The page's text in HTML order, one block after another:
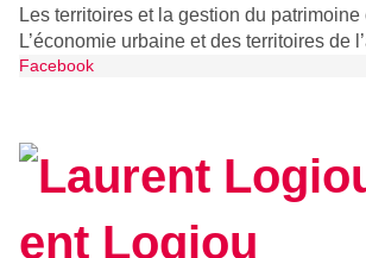
Les territoires et la gestion du patrimoine
L’économie urbaine et des territoires de
Facebook
ent Logiou